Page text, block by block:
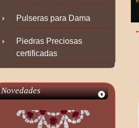
Pulseras para Dama
Piedras Preciosas
certificadas
Novedades